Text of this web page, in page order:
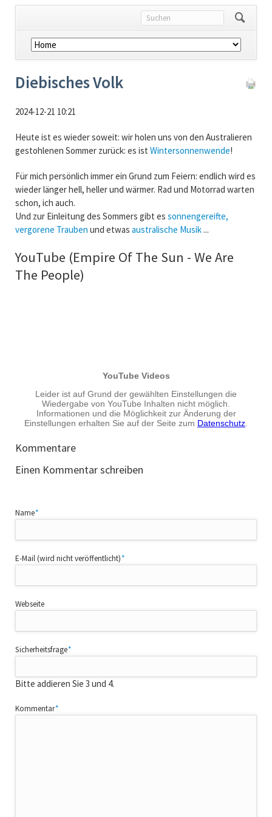
Navigation
überspringen
Diebisches Volk
2024-12-21 10:21
Heute ist es wieder soweit: wir holen uns von den Australieren
gestohlenen Sommer zurück: es ist Wintersonnenwende!
Für mich persönlich immer ein Grund zum Feiern: endlich wird es
wieder länger hell, heller und wärmer. Rad und Motorrad warten
schon, ich auch.
Und zur Einleitung des Sommers gibt es sonnengereifte,
vergorene Trauben und etwas australische Musik...
YouTube (Empire Of The Sun - We Are
The People)
Kommentare
Einen Kommentar schreiben
Pflichtfeld
Name*
Pflichtfeld
E-Mail (wird nicht veröffentlicht)*
Webseite
Pflichtfeld
Sicherheitsfrage*
Bitte addieren Sie 3 und 4.
Pflichtfeld
Kommentar*